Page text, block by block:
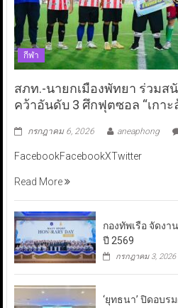
กีฬา
สภท.-นายกเมืองพัทยา ร่วมส
คว้าอันดับ 3 ศึกฟุตซอล “เกาะ
กรกฎาคม 6, 2026 aneaphong
FacebookFacebookXTwitter
Read More
กองทัพเรือ จัดง
ปี 2569
กรกฎาคม 3, 2026
‘ยุทธนา’ ปิดอบ